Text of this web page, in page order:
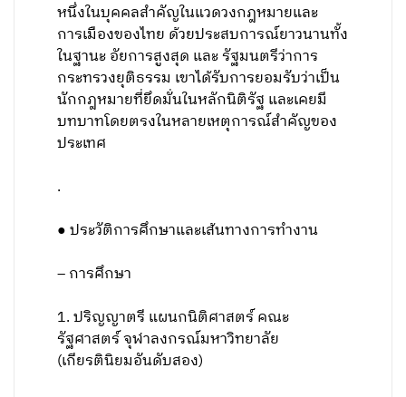
หนึ่งในบุคคลสำคัญในแวดวงกฎหมายและ
การเมืองของไทย ด้วยประสบการณ์ยาวนานทั้ง
ในฐานะ อัยการสูงสุด และ รัฐมนตรีว่าการ
กระทรวงยุติธรรม เขาได้รับการยอมรับว่าเป็น
นักกฎหมายที่ยึดมั่นในหลักนิติรัฐ และเคยมี
บทบาทโดยตรงในหลายเหตุการณ์สำคัญของ
ประเทศ
.
● ประวัติการศึกษาและเส้นทางการทำงาน
– การศึกษา
1. ปริญญาตรี แผนกนิติศาสตร์ คณะ
รัฐศาสตร์ จุฬาลงกรณ์มหาวิทยาลัย
(เกียรตินิยมอันดับสอง)